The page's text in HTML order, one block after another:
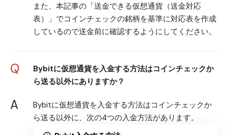
また、本記事の「送金できる仮想通貨（送金対応
表）」でコインチェックの銘柄を基準に対応表を作成
しているので送金前に確認するようにしてください。
Q
Bybitに仮想通貨を入金する方法はコインチェックか
ら送る以外にありますか？
A
Bybitに仮想通貨を入金する方法はコインチェックか
ら送る以外に、次の4つの入金方法があります。